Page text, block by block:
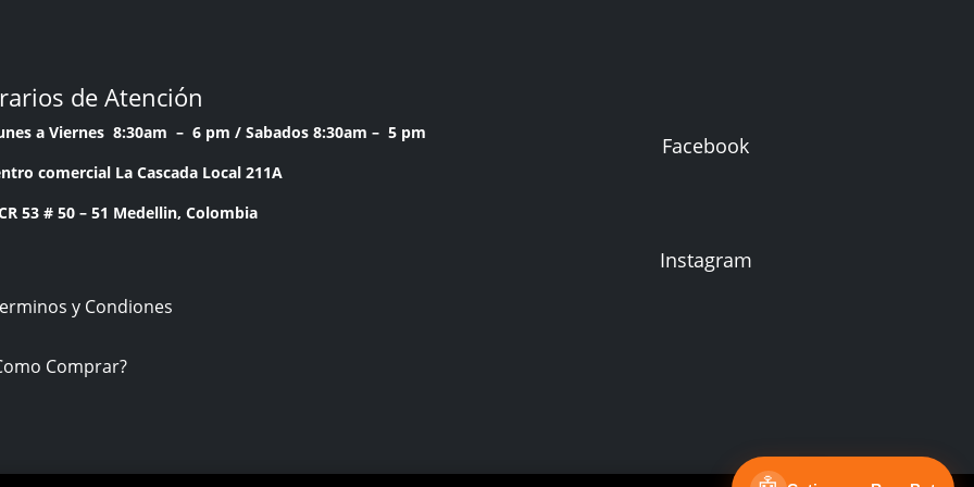
de Atención
a Viernes 8:30am – 6 pm / Sabados 8:30am – 5 pm
comercial La Cascada Local 211A
53 # 50 – 51 Medellin, Colombia
y Condiones
Comprar?
Facebook
Instagram